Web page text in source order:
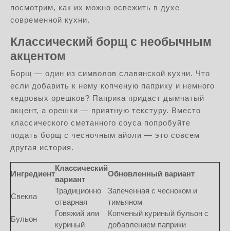
посмотрим, как их можно освежить в духе
современной кухни.
Классический борщ с необычным
акцентом
Борщ — один из символов славянской кухни. Что
если добавить к нему копченую паприку и немного
кедровых орешков? Паприка придаст дымчатый
акцент, а орешки — приятную текстуру. Вместо
классического сметанного соуса попробуйте
подать борщ с чесночным айоли — это совсем
другая история.
Ингредиент
Классический
вариант
Обновленный вариант
Свекла
Традиционно
отварная
Запеченная с чесноком и
тимьяном
Бульон
Говяжий или
куриный
Копченый куриный бульон с
добавлением паприки